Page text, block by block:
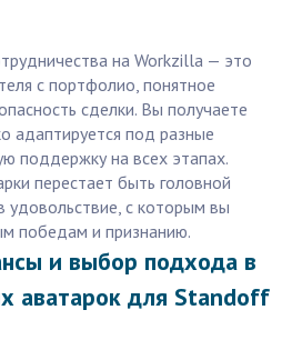
на Workzilla — это
с портфолио, понятное
сделки. Вы получаете
адаптируется под разные
поддержку на всех этапах.
перестает быть головной
удовольствие, с которым вы
победам и признанию.
и выбор подхода в
аватарок для Standoff